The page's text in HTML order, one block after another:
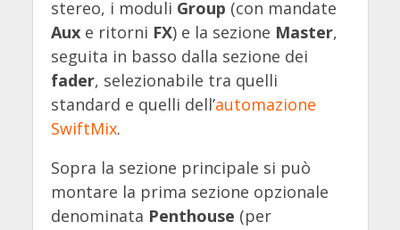
stereo, i moduli Group (con mandate
Auxe ritorni FX) e la sezione Master,
seguita in basso dalla sezione dei
fader, selezionabile tra quelli
standard e quelli dell’automazione
SwiftMix.
Sopra la sezione principale si può
montare la prima sezione opzionale
denominata Penthouse (per